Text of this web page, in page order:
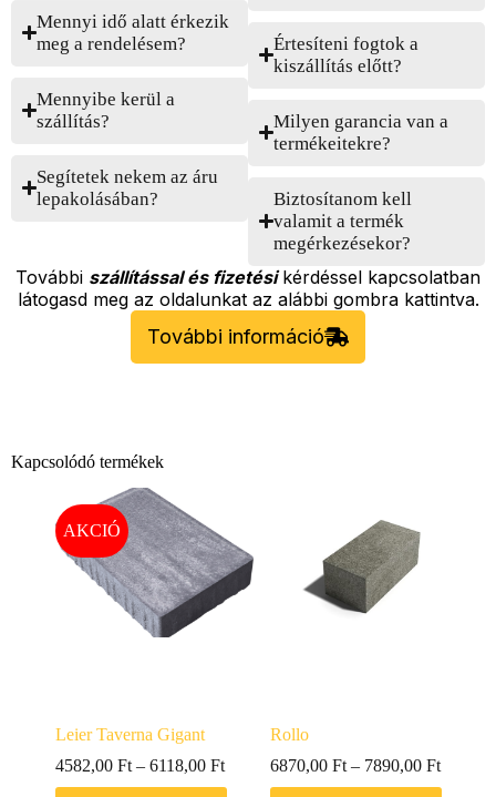
Mennyi idő alatt érkezik
meg a rendelésem?
Mennyibe kerül a
szállítás?
Segítetek nekem az áru
lepakolásában?
Értesíteni fogtok a
kiszállítás előtt?
Milyen garancia van a
termékeitekre?
Biztosítanom kell
valamit a termék
megérkezésekor?
További szállítással és fizetésikérdéssel kapcsolatban
látogasd meg az oldalunkat az alábbi gombra kattintva.
További információ
Kapcsolódó termékek
AKCIÓ
Leier Taverna Gigant
4582,00 Ft – 6118,00 Ft
Rollo
6870,00 Ft – 7890,00 Ft